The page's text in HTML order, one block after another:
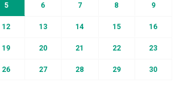
5 6 7 8 9
12 13 14 15 16
19 20 21 22 23
26 27 28 29 30